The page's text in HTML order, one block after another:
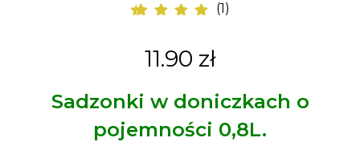
podstawie
oceny klienta
(1 )
11.90 zł
Sadzonki w doniczkach o
pojemności 0,8L.